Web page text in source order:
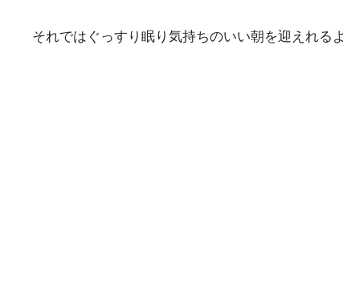
それではぐっすり眠り気持ちのいい朝を迎えれる